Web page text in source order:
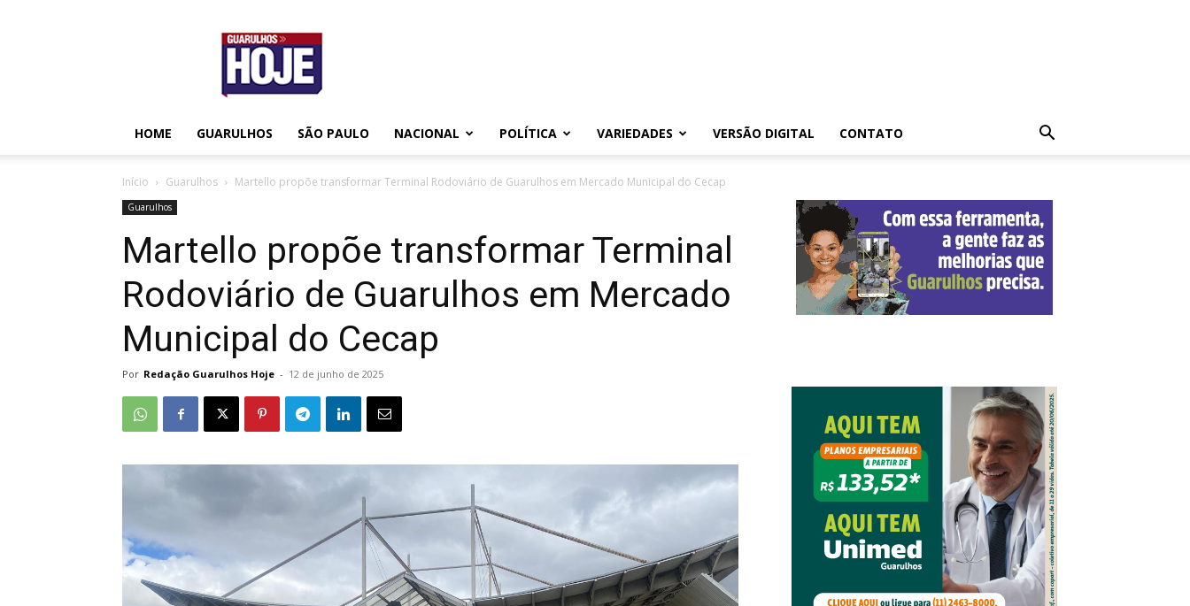
Guarulhos
Hoje
HOME GUARULHOS SÃO PAULO NACIONAL POLÍTICA VARIEDADES VERSÃO DIGITAL CONTATO
Início Guarulhos Martello propõe transformar Terminal Rodoviário de Guarulhos em Mercado Municipal do Cecap
Guarulhos
Martello propõe transformar Terminal
Rodoviário de Guarulhos em Mercado
Municipal do Cecap
Por Redação Guarulhos Hoje - 12 de junho de 2025